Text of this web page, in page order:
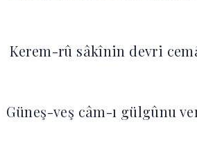
Kerem-rû sâkînin devri
Güneş-veş câm-ı gülgûnu